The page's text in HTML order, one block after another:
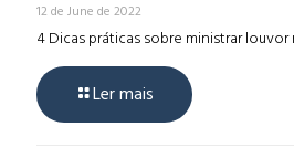
12 de June de 2022
4 Dicas práticas sobre ministrar louvor
Ler mais